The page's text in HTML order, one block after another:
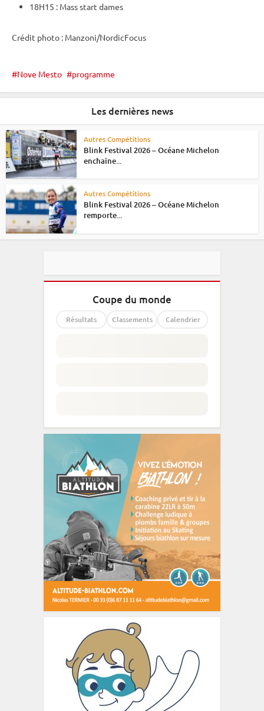
18H15 : Mass start dames
Crédit photo : Manzoni/NordicFocus
Nove Mesto programme
Les dernières news
Autres Compétitions
Blink Festival 2026 – Océane Michelon
enchaîne...
Autres Compétitions
Blink Festival 2026 – Océane Michelon
remporte...
Coupe du monde
Résultats Classements Calendrier